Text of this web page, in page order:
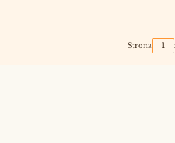
Strona